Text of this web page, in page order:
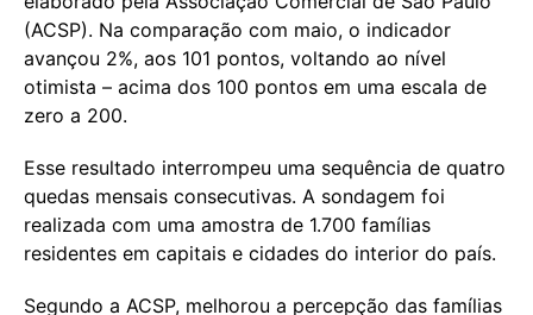
(ACSP). Na comparação com maio, o indicador
avançou 2%, aos 101 pontos, voltando ao nível
otimista – acima dos 100 pontos em uma escala de
zero a 200.
Esse resultado interrompeu uma sequência de quatro
quedas mensais consecutivas. A sondagem foi
realizada com uma amostra de 1.700 famílias
residentes em capitais e cidades do interior do país.
Segundo a ACSP, melhorou a percepção das famílias